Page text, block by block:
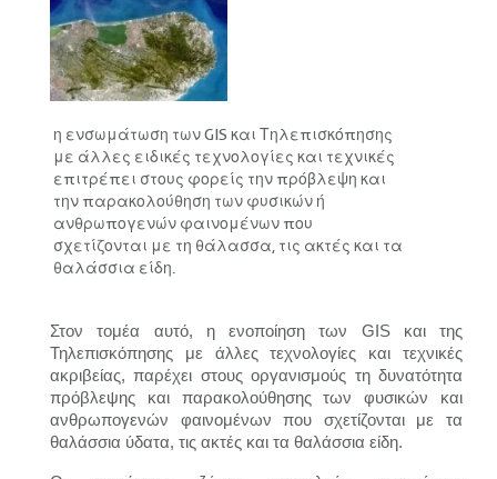
η ενσωμάτωση των GIS και Τηλεπισκόπησης
με άλλες ειδικές τεχνολογίες και τεχνικές
επιτρέπει στους φορείς την πρόβλεψη και
την παρακολούθηση των φυσικών ή
ανθρωπογενών φαινομένων που
σχετίζονται με τη θάλασσα, τις ακτές και τα
θαλάσσια είδη.
Στον τομέα αυτό, η ενοποίηση των GISκαι της
Τηλεπισκόπησης με άλλες τεχνολογίες και τεχνικές
ακριβείας, παρέχει στους οργανισμούς τη δυνατότητα
πρόβλεψης και παρακολούθησης των φυσικών και
ανθρωπογενών φαινομένων που σχετίζονται με τα
θαλάσσια ύδατα, τις ακτές και τα θαλάσσια είδη.